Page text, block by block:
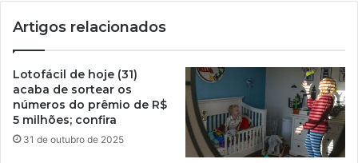
Artigos relacionados
Lotofácil de hoje (31)
acaba de sortear os
números do prêmio de R$
5 milhões; confira
31 de outubro de 2025